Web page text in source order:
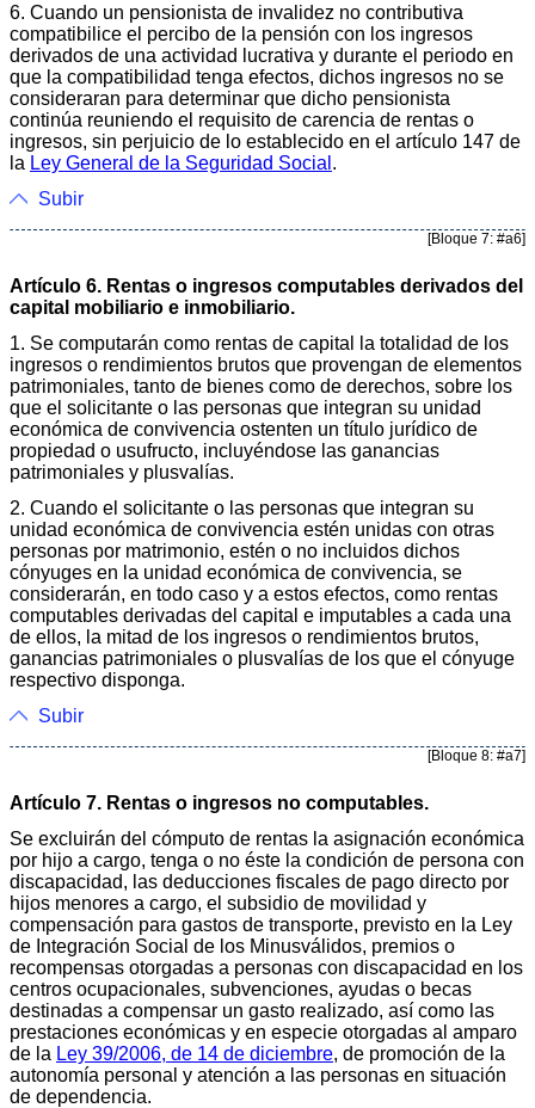
6. Cuando un pensionista de invalidez no contributiva
compatibilice el percibo de la pensión con los ingresos
derivados de una actividad lucrativa y durante el periodo en
que la compatibilidad tenga efectos, dichos ingresos no se
consideraran para determinar que dicho pensionista
continúa reuniendo el requisito de carencia de rentas o
ingresos, sin perjuicio de lo establecido en el artículo 147 de
la Ley General de la Seguridad Social .
Subir
[Bloque 7: #a6]
Artículo 6. Rentas o ingresos computables derivados del
capital mobiliario e inmobiliario.
1. Se computarán como rentas de capital la totalidad de los
ingresos o rendimientos brutos que provengan de elementos
patrimoniales, tanto de bienes como de derechos, sobre los
que el solicitante o las personas que integran su unidad
económica de convivencia ostenten un título jurídico de
propiedad o usufructo, incluyéndose las ganancias
patrimoniales y plusvalías.
2. Cuando el solicitante o las personas que integran su
unidad económica de convivencia estén unidas con otras
personas por matrimonio, estén o no incluidos dichos
cónyuges en la unidad económica de convivencia, se
considerarán, en todo caso y a estos efectos, como rentas
computables derivadas del capital e imputables a cada una
de ellos, la mitad de los ingresos o rendimientos brutos,
ganancias patrimoniales o plusvalías de los que el cónyuge
respectivo disponga.
Subir
[Bloque 8: #a7]
Artículo 7. Rentas o ingresos no computables.
Se excluirán del cómputo de rentas la asignación económica
por hijo a cargo, tenga o no éste la condición de persona con
discapacidad, las deducciones fiscales de pago directo por
hijos menores a cargo, el subsidio de movilidad y
compensación para gastos de transporte, previsto en la Ley
de Integración Social de los Minusválidos, premios o
recompensas otorgadas a personas con discapacidad en los
centros ocupacionales, subvenciones, ayudas o becas
destinadas a compensar un gasto realizado, así como las
prestaciones económicas y en especie otorgadas al amparo
de la Ley 39/2006, de 14 de diciembre, de promoción de la
autonomía personal y atención a las personas en situación
de dependencia.